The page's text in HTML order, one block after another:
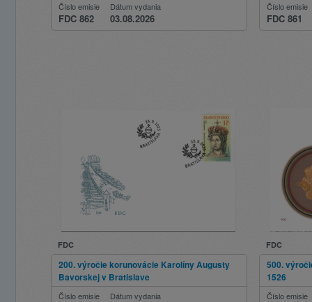
Číslo emisie
FDC 862
Dátum vydania
03.08.2026
Číslo emisie
FDC 861
FDC
200. výročie korunovácie Karolíny Augusty
Bavorskej v Bratislave
Číslo emisie Dátum vydania
FDC
500.
1526
Číslo emisie